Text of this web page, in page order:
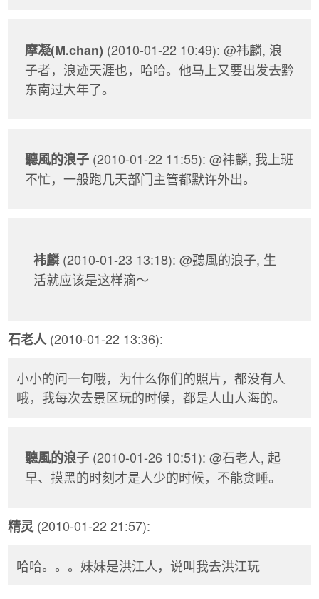
摩凝(M.chan) (2010-01-22 10:49): @袆麟, 浪
子者，浪迹天涯也，哈哈。他马上又要出发去黔
东南过大年了。
聽風的浪子 (2010-01-22 11:55): @袆麟, 我上班
不忙，一般跑几天部门主管都默许外出。
袆麟(2010-01-23 13:18): @聽風的浪子, 生
活就应该是这样滴～
石老人 (2010-01-22 13:36):
小小的问一句哦，为什么你们的照片，都没有人
哦，我每次去景区玩的时候，都是人山人海的。
聽風的浪子 (2010-01-26 10:51): @石老人, 起
早、摸黑的时刻才是人少的时候，不能贪睡。
精灵 (2010-01-22 21:57):
哈哈。。。妹妹是洪江人，说叫我去洪江玩